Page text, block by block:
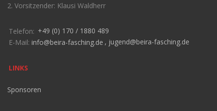
2. Vorsitzender: Klausi Waldherr
Telefon: +49 (0) 170 / 1880 489
E-Mail: info@beira-fasching.de , jugend@beira-fasching.de
LINKS
Sponsoren